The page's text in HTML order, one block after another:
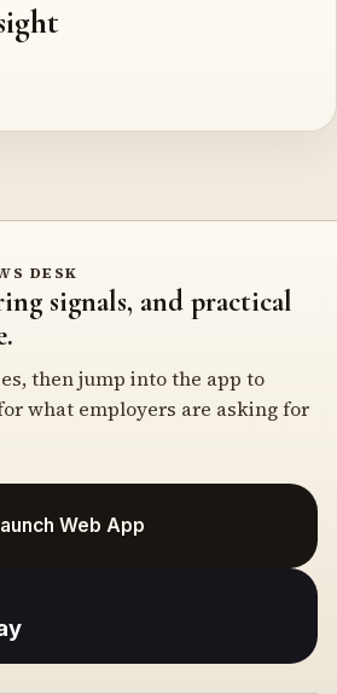
DESK
signals, and practical
then jump into the app to
what employers are asking for
Web App